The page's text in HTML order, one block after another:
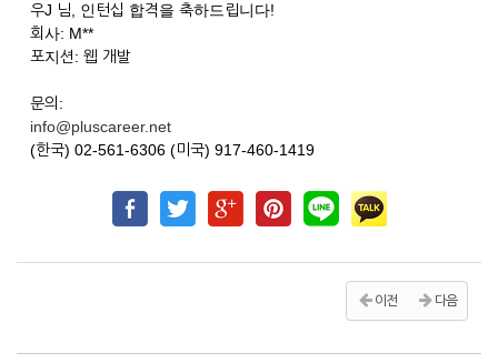
우J 님, 인턴십 합격을 축하드립니다!
회사: M**
포지션: 웹 개발
문의:
info@pluscareer.net
(한국) 02-561-6306 (미국) 917-460-1419
이전 다음